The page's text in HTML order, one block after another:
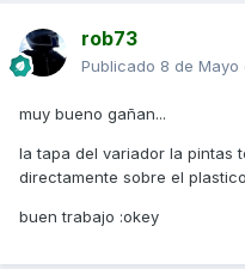
rob73
Publicado 8 de Mayo
muy bueno gañan...
la tapa del variador la pintas
directamente sobre el
buen trabajo :okey